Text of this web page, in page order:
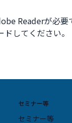
Readerが必要
してください。
セミナー等
セミナー等